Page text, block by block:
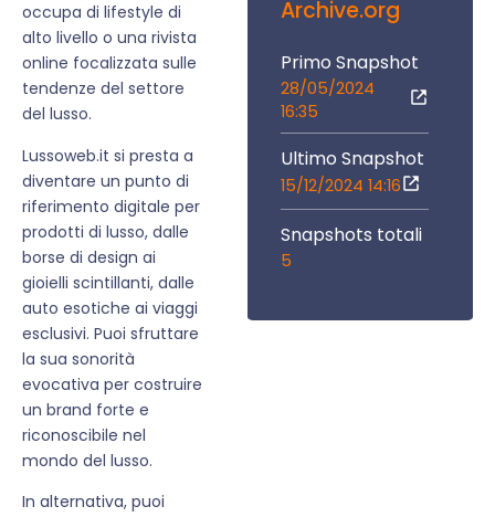
occupa di lifestyle di
alto livello o una rivista
online focalizzata sulle
tendenze del settore
del lusso.
Lussoweb.it si presta a
diventare un punto di
riferimento digitale per
prodotti di lusso, dalle
borse di design ai
gioielli scintillanti, dalle
auto esotiche ai viaggi
esclusivi. Puoi sfruttare
la sua sonorità
evocativa per costruire
un brand forte e
riconoscibile nel
mondo del lusso.
In alternativa, puoi
Archive.org
Primo Snapshot
28/05/2024
16:35
Ultimo Snapshot
15/12/2024 14:16
Snapshots totali
5